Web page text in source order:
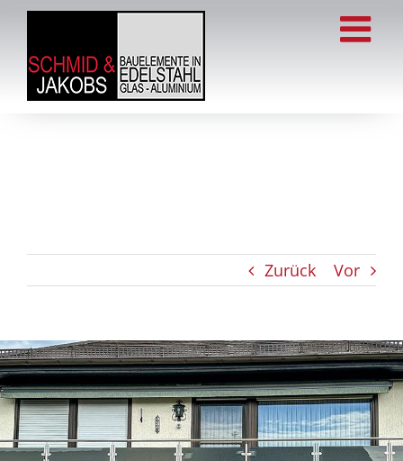
Zum
springen
Zurück Vor